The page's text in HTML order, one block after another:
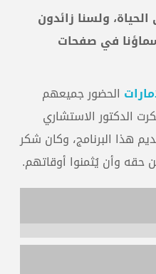
ولسنا زائدون
في صفحات
الحضور جميعهم
الدكتور الاستشاري
هذا البرنامج، وكان شكر
حقه وأن يُثمنوا أوقاتهم.